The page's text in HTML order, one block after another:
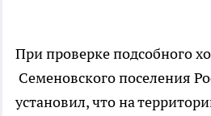
При проверке подсобного
Семеновского поселения
установил, что на